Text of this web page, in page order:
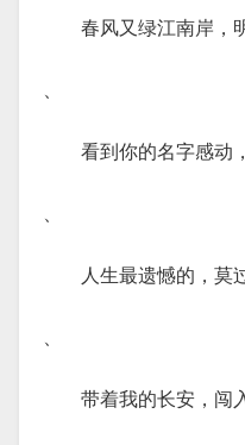
春风又绿江南岸，
、
看到你的名字感动
、
人生最遗憾的，莫
、
带着我的长安，闯